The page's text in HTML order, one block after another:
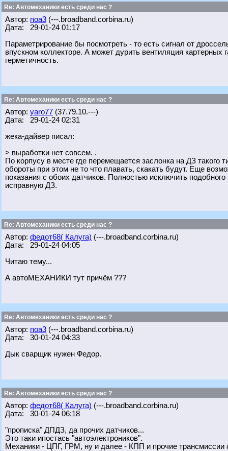
Re: Автомеханики есть среди нас ?
Автор: noa3 (---.broadband.corbina.ru)
Дата: 29-01-24 01:17
Параметрирование бы посмотреть - то есть сигнал от
впускном коллекторе. А может дурить вентиляция картерных
герметичность.
Re: Автомеханики есть среди нас ?
Автор: yaro77 (37.79.10.---)
Дата: 29-01-24 02:31
жека-дайвер писал:
> выработки нет совсем. .
По корпусу в месте где перемещается заслонка на ДЗ
обороты при этом не то что плавать, скакать будут. Еще
показания с обоих датчиков. Полностью исключить
исправную ДЗ.
Re: Автомеханики есть среди нас ?
Автор: федот68( Калуга) (---.broadband.corbina.ru)
Дата: 29-01-24 04:05
Читаю тему...
А автоМЕХАНИКИ тут причём ???
Re: Автомеханики есть среди нас ?
Автор: noa3 (---.broadband.corbina.ru)
Дата: 30-01-24 04:33
Дык сварщик нужен Федор.
Re: Автомеханики есть среди нас ?
Автор: федот68( Калуга) (---.broadband.corbina.ru)
Дата: 30-01-24 06:18
"прописка" ДПДЗ, да прочих датчиков...
Это таки ипостась "автоэлектроников".
Механики - ЦПГ, ГРМ, ну и далее - КПП и прочие